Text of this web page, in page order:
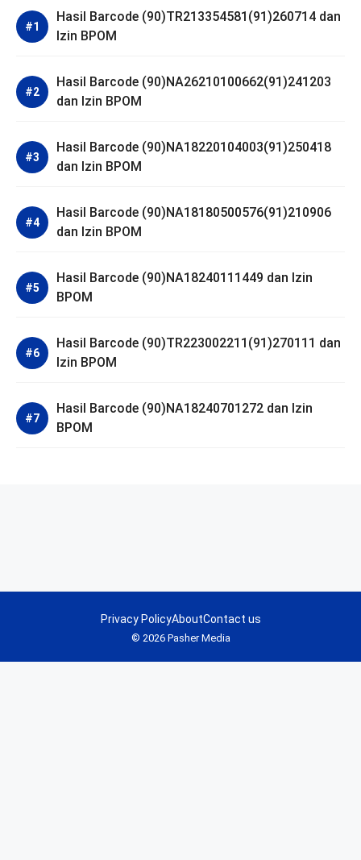
Hasil Barcode (90)TR213354581(91)260714 dan
Izin BPOM
Hasil Barcode (90)NA26210100662(91)241203
dan Izin BPOM
Hasil Barcode (90)NA18220104003(91)250418
dan Izin BPOM
Hasil Barcode (90)NA18180500576(91)210906
dan Izin BPOM
Hasil Barcode (90)NA18240111449 dan Izin
BPOM
Hasil Barcode (90)TR223002211(91)270111 dan
Izin BPOM
Hasil Barcode (90)NA18240701272 dan Izin
BPOM
© 2026 Pasher Media
Privacy PolicyAboutContact us